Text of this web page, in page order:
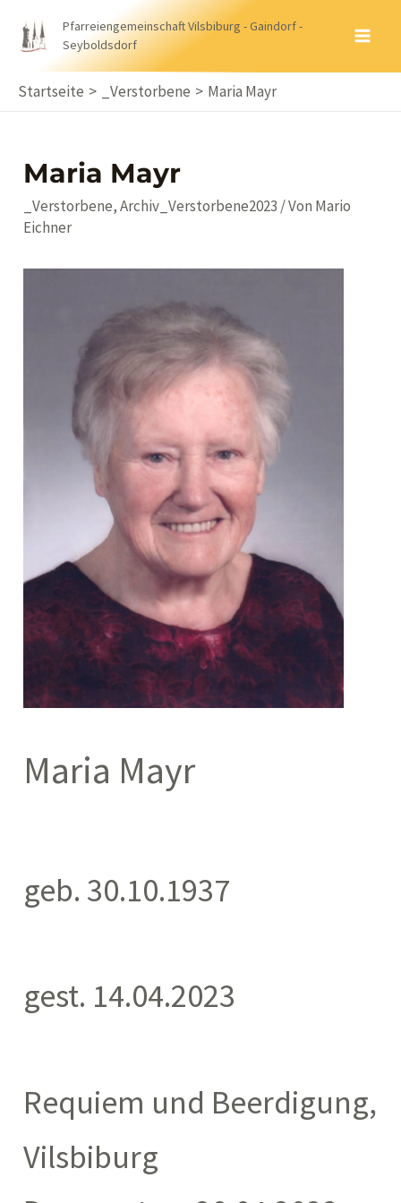
Inhalt
Pfarreiengemeinschaft Vilsbiburg - Gaindorf -
Seyboldsdorf
Startseite _Verstorbene Maria Mayr
Maria Mayr
_Verstorbene,Archiv_Verstorbene2023 / Von Mario
Eichner
Maria Mayr
geb. 30.10.1937
gest. 14.04.2023
Requiem und Beerdigung,
Vilsbiburg